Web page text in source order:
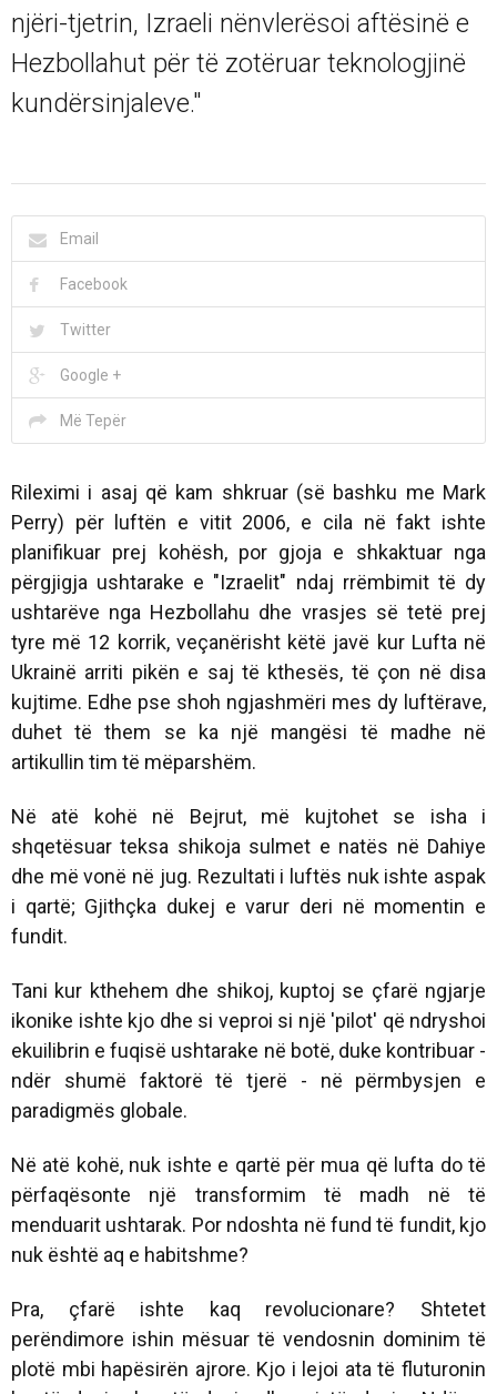
njëri-tjetrin, Izraeli nënvlerësoi aftësinë e
Hezbollahut për të zotëruar teknologjinë
kundërsinjaleve."
Email
Facebook
Twitter
Google +
Më Tepër
Rileximi i asaj që kam shkruar (së bashku me Mark
Perry) për luftën e vitit 2006, e cila në fakt ishte
planifikuar prej kohësh, por gjoja e shkaktuar nga
përgjigja ushtarake e "Izraelit" ndaj rrëmbimit të dy
ushtarëve nga Hezbollahu dhe vrasjes së tetë prej
tyre më 12 korrik, veçanërisht këtë javë kur Lufta në
Ukrainë arriti pikën e saj të kthesës, të çon në disa
kujtime. Edhe pse shoh ngjashmëri mes dy luftërave,
duhet të them se ka një mangësi të madhe në
artikullin tim të mëparshëm.
Në atë kohë në Bejrut, më kujtohet se isha i
shqetësuar teksa shikoja sulmet e natës në Dahiye
dhe më vonë në jug. Rezultati i luftës nuk ishte aspak
i qartë; Gjithçka dukej e varur deri në momentin e
fundit.
Tani kur kthehem dhe shikoj, kuptoj se çfarë ngjarje
ikonike ishte kjo dhe si veproi si një 'pilot' që ndryshoi
ekuilibrin e fuqisë ushtarake në botë, duke kontribuar -
ndër shumë faktorë të tjerë - në përmbysjen e
paradigmës globale.
Në atë kohë, nuk ishte e qartë për mua që lufta do të
përfaqësonte një transformim të madh në të
menduarit ushtarak. Por ndoshta në fund të fundit, kjo
nuk është aq e habitshme?
Pra, çfarë ishte kaq revolucionare? Shtetet
perëndimore ishin mësuar të vendosnin dominim të
plotë mbi hapësirën ajrore. Kjo i lejoi ata të fluturonin